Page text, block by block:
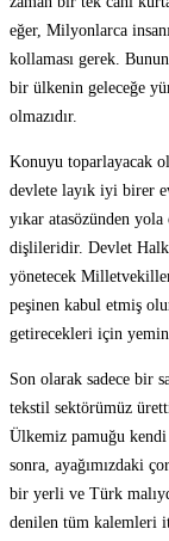
eğer, Milyonlarca
kollaması gerek.
bir ülkenin geleceğe
olmazıdır.
Konuyu toparlayacak
devlete layık iyi birer
yıkar atasözünden
dişlileridir. Devlet
yönetecek
peşinen kabul etmiş
getirecekleri için
Son olarak sadece bir
tekstil sektörümüz
Ülkemiz pamuğu
sonra, ayağımızdaki
bir yerli ve Türk
denilen tüm kalemleri